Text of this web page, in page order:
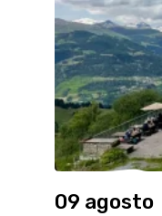
09 agosto